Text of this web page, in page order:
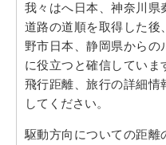
我々はへ日本、神奈川県
道路の道順を取得した後
野市日本、静岡県からの
に役立つと確信していま
飛行距離、旅行の詳細情
してください。
駆動方向についての距離